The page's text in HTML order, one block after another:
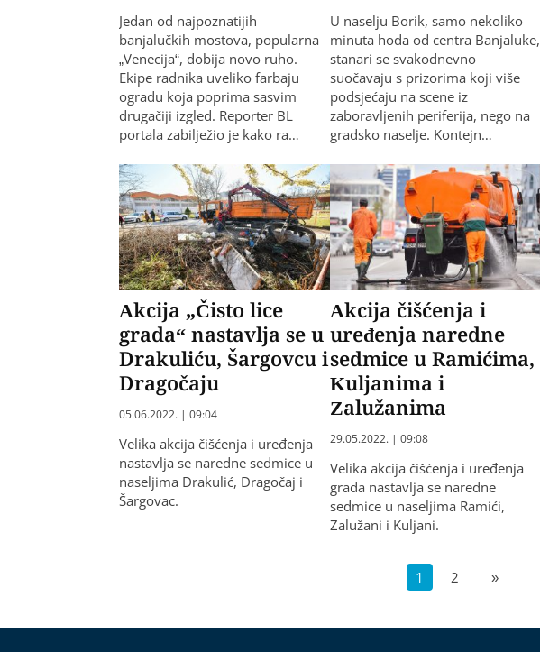
Jedan od najpoznatijih
banjalučkih mostova, popularna
„Venecija“, dobija novo ruho.
Ekipe radnika uveliko farbaju
ogradu koja poprima sasvim
drugačiji izgled. Reporter BL
portala zabilježio je kako ra…
U naselju Borik, samo nekoliko
minuta hoda od centra Banjaluke,
stanari se svakodnevno
suočavaju s prizorima koji više
podsjećaju na scene iz
zaboravljenih periferija, nego na
gradsko naselje. Kontejn…
Akcija „Čisto lice
grada“ nastavlja se u
Drakuliću, Šargovcu i
Dragočaju
05.06.2022. | 09:04
Velika akcija čišćenja i uređenja
nastavlja se naredne sedmice u
naseljima Drakulić, Dragočaj i
Šargovac.
Akcija čišćenja i
uređenja naredne
sedmice u Ramićima,
Kuljanima i
Zalužanima
29.05.2022. | 09:08
Velika akcija čišćenja i uređenja
grada nastavlja se naredne
sedmice u naseljima Ramići,
Zalužani i Kuljani.
1 2 »